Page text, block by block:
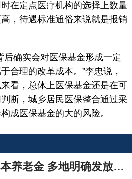
在定点医疗机构的选择上数量
，待遇标准通俗来说就是报销
确实会对医保基金形成一定
合理的改革成本。”李忠说，
看，总体上医保基金还是在可
断，城乡居民医保整合通过采
成医保基金的大的风险。
21省份公布上调基本养老金 多地明确发放时间表